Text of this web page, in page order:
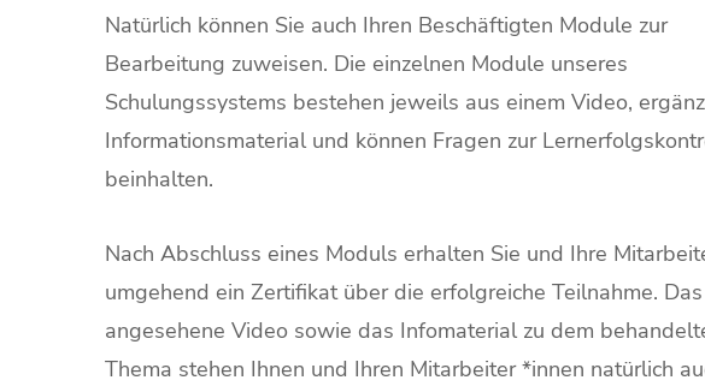
Natürlich können Sie auch Ihren Beschäftigten Module zur
Bearbeitung zuweisen. Die einzelnen Module unseres
Schulungssystems bestehen jeweils aus einem Video,
Informationsmaterial und können Fragen zur
beinhalten.
Nach Abschluss eines Moduls erhalten Sie und Ihre
umgehend ein Zertifikat über die erfolgreiche Teilnahme. Das
angesehene Video sowie das Infomaterial zu dem
Thema stehen Ihnen und Ihren Mitarbeiter *innen natürlich